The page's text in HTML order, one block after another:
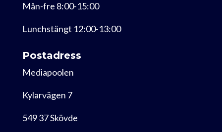
Mån-fre 8:00-15:00
Lunchstängt 12:00-13:00
Postadress
Mediapoolen
Kylarvägen 7
549 37 Skövde